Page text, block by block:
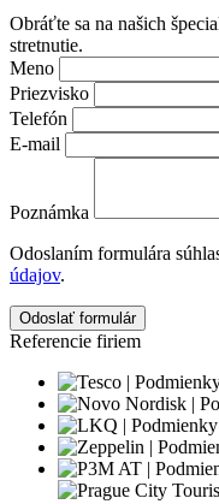
Obráťte sa na našich
stretnutie.
Please leave this field empty.
Meno
Priezvisko
Telefón
E-mail
Poznámka
Odoslaním formulára
údajov.
Odoslať formulár
Referencie firiem